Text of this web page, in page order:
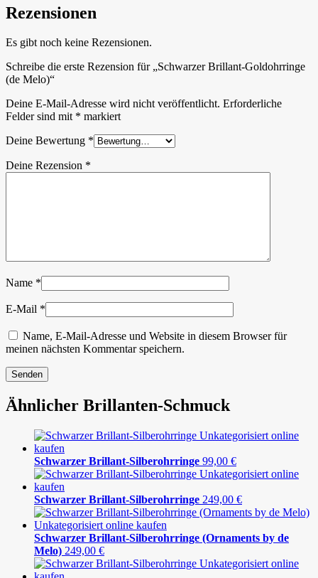
Rezensionen
Es gibt noch keine Rezensionen.
Schreibe die erste Rezension für „Schwarzer Brillant-Goldohrringe
(de Melo)“
Deine E-Mail-Adresse wird nicht veröffentlicht. Erforderliche
Felder sind mit * markiert
Deine Bewertung *
Deine Rezension *
Name *
E-Mail *
Name, E-Mail-Adresse und Website in diesem Browser für
meinen nächsten Kommentar speichern.
Ähnlicher Brillanten-Schmuck
Schwarzer Brillant-Silberohrringe 99,00 €
Schwarzer Brillant-Silberohrringe 249,00 €
Schwarzer Brillant-Silberohrringe (Ornaments by de
Melo) 249,00 €